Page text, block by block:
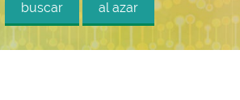
buscar al azar